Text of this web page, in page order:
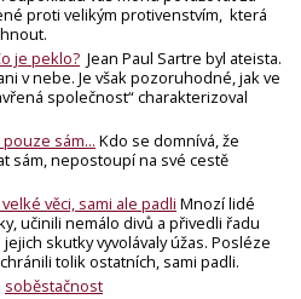
proti velikým protivenstvím, která
je peklo? Jean Paul Sartre byl ateista.
v nebe. Je však pozoruhodné, jak ve
společnost“ charakterizoval
sám... Kdo se domnívá, že
sám, nepostoupí na své cestě
věci, sami ale padli Mnozí lidé
učinili nemálo divů a přivedli řadu
skutky vyvolávaly úžas. Posléze
tolik ostatních, sami padli.
soběstačnost